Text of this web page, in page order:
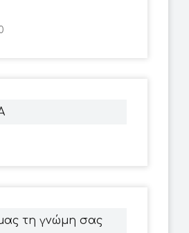
τη γνώμη σας